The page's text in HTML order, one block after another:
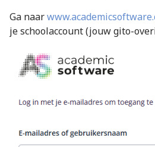
Ga naar
je schoolaccount (jouw gito-